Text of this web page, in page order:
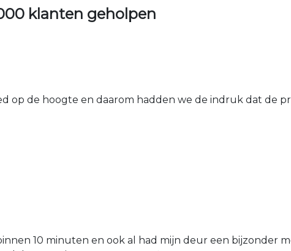
klanten geholpen
op de hoogte en daarom hadden we de indruk dat de
10 minuten en ook al had mijn deur een bijzonder